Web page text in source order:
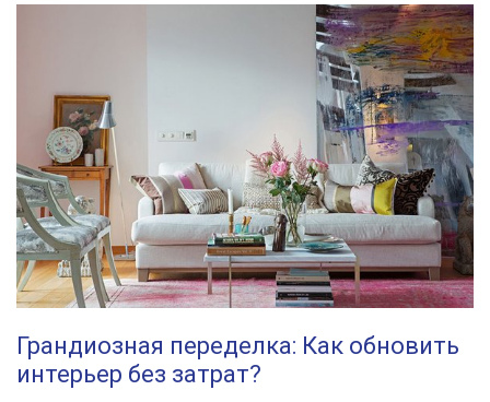
Грандиозная переделка: Как обновить
интерьер без затрат?